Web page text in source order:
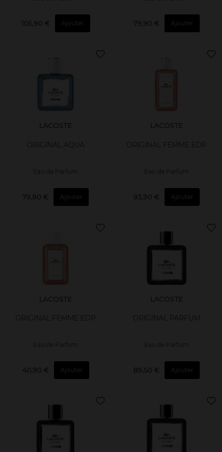
105,90 € Ajouter 79,90 € Ajouter
LACOSTE
ORIGINAL AQUA
Eau de Parfum
79,90 € Ajouter
LACOSTE
ORIGINAL FEMME EDP
Eau de Parfum
93,90 € Ajouter
LACOSTE
ORIGINAL FEMME EDP
Eau de Parfum
40,90 € Ajouter
LACOSTE
ORIGINAL PARFUM
Eau de Parfum
89,50 € Ajouter